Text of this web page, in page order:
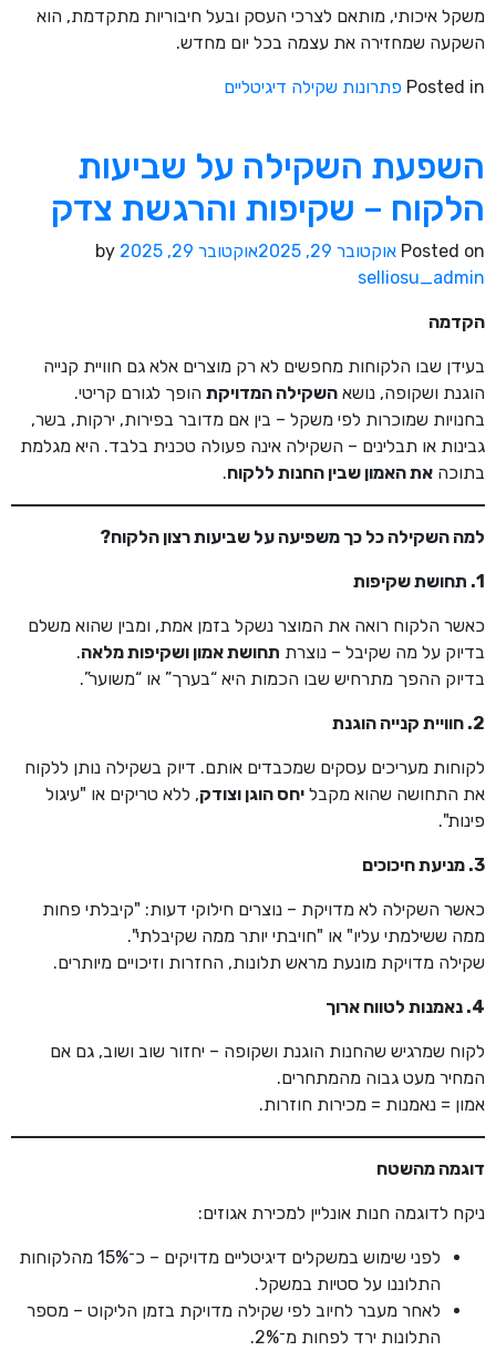
משקל איכותי, מותאם לצרכי העסק ובעל חיבוריות מתקדמת, הוא
השקעה שמחזירה את עצמה בכל יום מחדש.
Posted in פתרונות שקילה דיגיטליים
השפעת השקילה על שביעות
הלקוח – שקיפות והרגשת צדק
Posted on אוקטובר 29, 2025 אוקטובר 29, 2025
selliosu_admin
הקדמה
בעידן שבו הלקוחות מחפשים לא רק מוצרים אלא גם חוויית קנייה
הוגנת ושקופה, נושא השקילה המדויקת הופך לגורם קריטי.
בחנויות שמוכרות לפי משקל – בין אם מדובר בפירות, ירקות, בשר,
גבינות או תבלינים – השקילה אינה פעולה טכנית בלבד. היא מגלמת
בתוכה את האמון שבין החנות ללקוח.
למה השקילה כל כך משפיעה על שביעות רצון הלקוח?
1. תחושת שקיפות
כאשר הלקוח רואה את המוצר נשקל בזמן אמת, ומבין שהוא משלם
בדיוק על מה שקיבל – נוצרת תחושת אמון ושקיפות מלאה.
בדיוק ההפך מתרחיש שבו הכמות היא “בערך” או “משוער”.
2. חוויית קנייה הוגנת
לקוחות מעריכים עסקים שמכבדים אותם. דיוק בשקילה נותן ללקוח
את התחושה שהוא מקבל יחס הוגן וצודק, ללא טריקים או "עיגול
פינות".
3. מניעת חיכוכים
כאשר השקילה לא מדויקת – נוצרים חילוקי דעות: "קיבלתי פחות
ממה ששילמתי עליו" או "חויבתי יותר ממה שקיבלתי".
שקילה מדויקת מונעת מראש תלונות, החזרות וזיכויים מיותרים.
4. נאמנות לטווח ארוך
לקוח שמרגיש שהחנות הוגנת ושקופה – יחזור שוב ושוב, גם אם
המחיר מעט גבוה מהמתחרים.
אמון = נאמנות = מכירות חוזרות.
דוגמה מהשטח
ניקח לדוגמה חנות אונליין למכירת אגוזים:
לפני שימוש במשקלים דיגיטליים מדויקים – כ־15% מהלקוחות
התלוננו על סטיות במשקל.
לאחר מעבר לחיוב לפי שקילה מדויקת בזמן הליקוט – מספר
התלונות ירד לפחות מ־2%.